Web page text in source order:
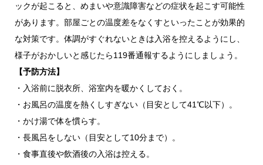
ックが起こると、めまいや意識障害などの症状を起こす可能性
があります。部屋ごとの温度差をなくすといったことが効果的
な対策です。体調がすぐれないときは入浴を控えるようにし、
様子がおかしいと感じたら119番通報するようにしましょう。
【予防方法】
・入浴前に脱衣所、浴室内を暖かくしておく。
・お風呂の温度を熱くしすぎない（目安として41℃以下）。
・かけ湯で体を慣らす。
・長風呂をしない（目安として10分まで）。
・食事直後や飲酒後の入浴は控える。